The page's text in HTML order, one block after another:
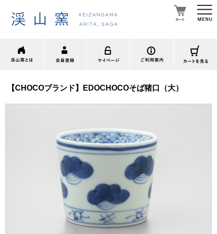
【CHOCOブランド】EDOCHOCOそば猪口（大）